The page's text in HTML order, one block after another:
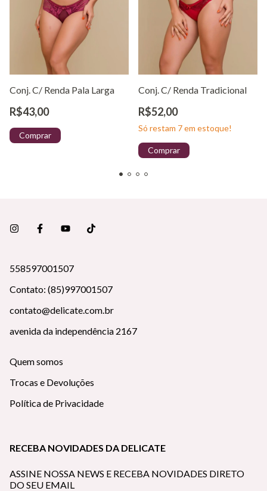
Conj. C/ Renda Pala Larga
R$43,00
Comprar
Conj. C/ Renda Tradicional
R$52,00
Só restam 7em estoque!
Comprar
558597001507
Contato: (85)997001507
contato@delicate.com.br
avenida da independência 2167
Quem somos
Trocas e Devoluções
Política de Privacidade
RECEBA NOVIDADES DA DELICATE
ASSINE NOSSA NEWS E RECEBA NOVIDADES DIRETO
DO SEU EMAIL